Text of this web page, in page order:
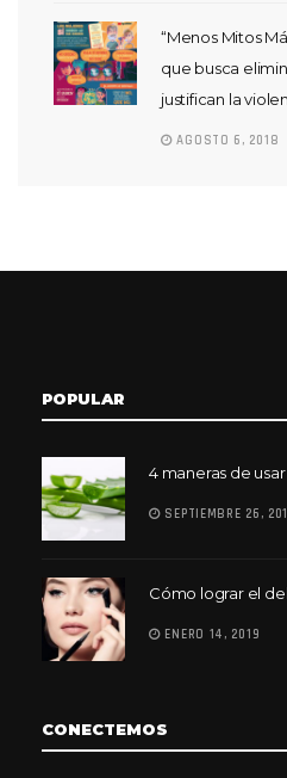
“Menos Mitos
que busca
justifican la
AGOSTO 6, 2018
POPULAR
4 maneras de
SEPTIEMBRE 26,
Cómo lograr el
ENERO 14, 2019
CONECTEMOS